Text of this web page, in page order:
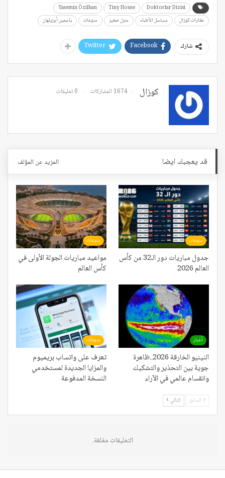
Doktorlar Dizisi
Tiny House
Yasemin Özilhan
عقارات كوزال
مسلسل الأطباء منزل صغير منوعات ياسمين أوزيلهان
شارك Facebook
Twitter
كوزال 1674 المشاركات 0 تعليقات
قد يعجبك ايضا المزيد عن المؤلف
منوعات
جدول مباريات دور الـ32 من كأس
العالم 2026
منوعات
مواعيد مباريات الجولة الأولى في
كأس العالم
أخبار
النينيو الخارقة 2026..ظاهرة
جوية بين التحذير والتشكيك
وانقسام عالمي في الآراء
منوعات
تعرف على واتساب بريميوم
والمزايا الجديدة لمستخدمي
النسخة المدفوعة
السابق التالي
التعليقات مغلقة.